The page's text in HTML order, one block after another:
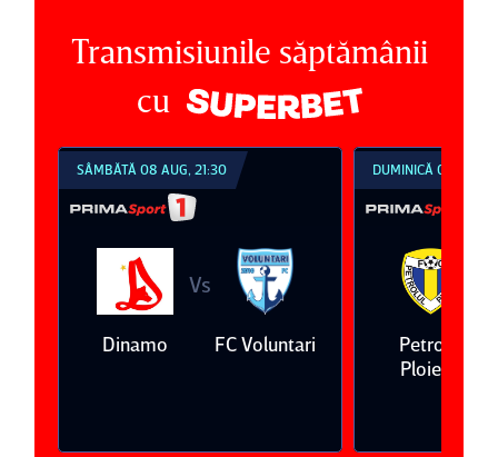
Transmisiunile săptămânii
cu
DUMINICĂ 09 AUG, 18:30
Petrolul
Vs
Oţelul Galaţi
DUMINICĂ 09 AUG,
Universitatea
Craiova